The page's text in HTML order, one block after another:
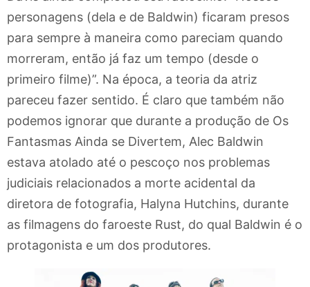
personagens (dela e de Baldwin) ficaram presos
para sempre à maneira como pareciam quando
morreram, então já faz um tempo (desde o
primeiro filme)”. Na época, a teoria da atriz
pareceu fazer sentido. É claro que também não
podemos ignorar que durante a produção de Os
Fantasmas Ainda se Divertem, Alec Baldwin
estava atolado até o pescoço nos problemas
judiciais relacionados a morte acidental da
diretora de fotografia, Halyna Hutchins, durante
as filmagens do faroeste Rust, do qual Baldwin é o
protagonista e um dos produtores.